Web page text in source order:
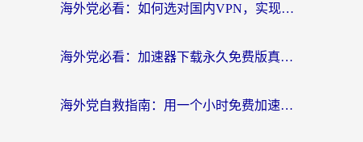
海外党必看：如何选对国内VPN，实现无缝访问国内资源？
海外党必看：加速器下载永久免费版真的存在吗？教你无缝访问国内资源的正确姿势
海外党自救指南：用一个小时免费加速器，轻松打破国内资源访问壁垒？